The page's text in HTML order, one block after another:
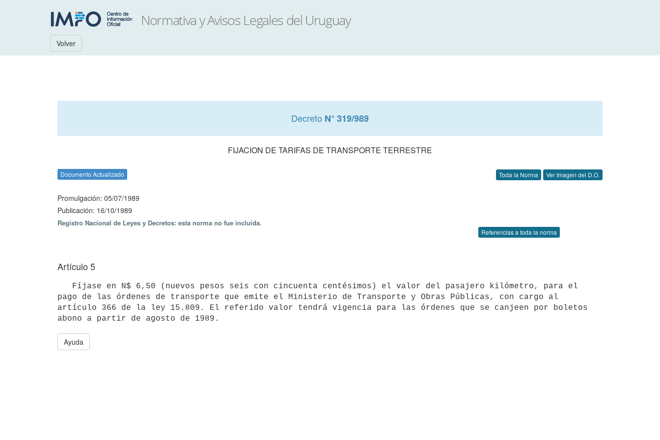
Volver
Decreto N° 319/989
FIJACION DE TARIFAS DE TRANSPORTE TERRESTRE
Documento Actualizado Toda la Norma Ver Imagen del D.O.
Promulgación: 05/07/1989
Publicación: 16/10/1989
Registro Nacional de Leyes y Decretos: esta norma no fue incluida.
Referencias a toda la norma
Artículo 5
pago de las órdenes de transporte que emite el Ministerio de Transporte y Obras Públicas, con cargo al
artículo 366 de la ley 15.809. El referido valor tendrá vigencia para las órdenes que se canjeen por boletos
abono a partir de agosto de 1989.
Ayuda